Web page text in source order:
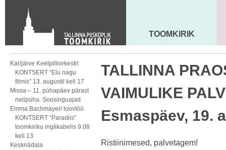
KONTAKT
Toom-Kooli 6, 10130 TALLINN
tallinna.toom@eelk.ee
MAARJA KIRIK
TOOMKIRIK
Karijärve Keelpilliorkestri
KONTSERT “Elu nagu
filmis” 13. augustil kell 17
Missa – 11. pühapäev pärast
nelipüha. Soosinguajad
Emma Bachmayeri loovtöö
KONTSERT “Paradiis”
toomkiriku inglikabelis 9.08
kell 13
Kesknädala
TALLINNA
VAIMULIKE
Esmaspäev, 19.
Ristiinimesed, palvetagem!